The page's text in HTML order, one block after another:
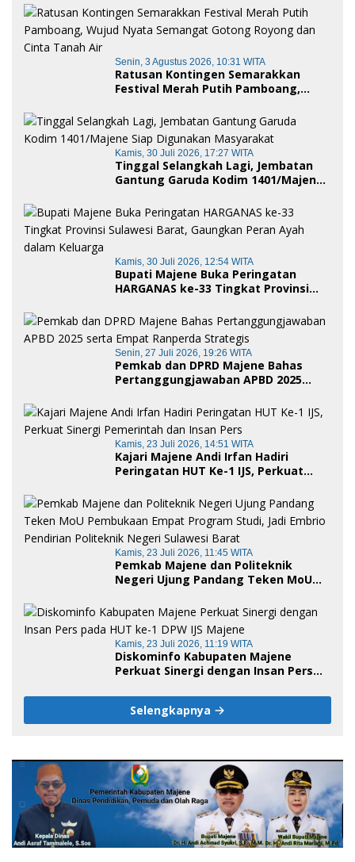
Publik
Senin, 3 Agustus 2026, 10:31 WITA
Ratusan Kontingen Semarakkan
Festival Merah Putih Pamboang,
Royong dan Cinta Tanah Air
Kamis, 30 Juli 2026, 17:27 WITA
Tinggal Selangkah Lagi, Jembatan
Gantung Garuda Kodim 1401/Majene
Kamis, 30 Juli 2026, 12:54 WITA
Bupati Majene Buka Peringatan
HARGANAS ke-33 Tingkat Provinsi
Ayah dalam Keluarga
Senin, 27 Juli 2026, 19:26 WITA
Pemkab dan DPRD Majene Bahas
Pertanggungjawaban APBD 2025
Kamis, 23 Juli 2026, 14:51 WITA
Kajari Majene Andi Irfan Hadiri
Peringatan HUT Ke-1 IJS, Perkuat
Kamis, 23 Juli 2026, 11:45 WITA
Pemkab Majene dan Politeknik
Negeri Ujung Pandang Teken MoU
Jadi Embrio Pendirian Politeknik
Negeri Sulawesi Barat
Kamis, 23 Juli 2026, 11:19 WITA
Diskominfo Kabupaten Majene
Perkuat Sinergi dengan Insan Pers
Selengkapnya